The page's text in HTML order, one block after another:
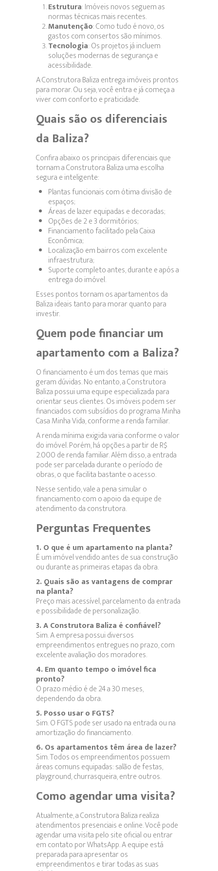
Estrutura: Imóveis novos seguem as
normas técnicas mais recentes.
Manutenção: Como tudo é novo, os
gastos com consertos são mínimos.
Tecnologia: Os projetos já incluem
soluções modernas de segurança e
acessibilidade.
A Construtora Baliza entrega imóveis prontos
para morar. Ou seja, você entra e já começa a
viver com conforto e praticidade.
Quais são os diferenciais
da Baliza?
Confira abaixo os principais diferenciais que
tornam a Construtora Baliza uma escolha
segura e inteligente:
Plantas funcionais com ótima divisão de
espaços;
Áreas de lazer equipadas e decoradas;
Opções de 2 e 3 dormitórios;
Financiamento facilitado pela Caixa
Econômica;
Localização em bairros com excelente
infraestrutura;
Suporte completo antes, durante e após a
entrega do imóvel.
Esses pontos tornam os apartamentos da
Baliza ideais tanto para morar quanto para
investir.
Quem pode financiar um
apartamento com a Baliza?
O financiamento é um dos temas que mais
geram dúvidas. No entanto, a Construtora
Baliza possui uma equipe especializada para
orientar seus clientes. Os imóveis podem ser
financiados com subsídios do programa Minha
Casa Minha Vida, conforme a renda familiar.
A renda mínima exigida varia conforme o valor
do imóvel. Porém, há opções a partir de R$
2.000 de renda familiar. Além disso, a entrada
pode ser parcelada durante o período de
obras, o que facilita bastante o acesso.
Nesse sentido, vale a pena simular o
financiamento com o apoio da equipe de
atendimento da construtora.
Perguntas Frequentes
1. O que é um apartamento na planta?
É um imóvel vendido antes de sua construção
ou durante as primeiras etapas da obra.
2. Quais são as vantagens de comprar
na planta?
Preço mais acessível, parcelamento da entrada
e possibilidade de personalização.
3. A Construtora Baliza é confiável?
Sim. A empresa possui diversos
empreendimentos entregues no prazo, com
excelente avaliação dos moradores.
4. Em quanto tempo o imóvel fica
pronto?
O prazo médio é de 24 a 30 meses,
dependendo da obra.
5. Posso usar o FGTS?
Sim. O FGTS pode ser usado na entrada ou na
amortização do financiamento.
6. Os apartamentos têm área de lazer?
Sim. Todos os empreendimentos possuem
áreas comuns equipadas: salão de festas,
playground, churrasqueira, entre outros.
Como agendar uma visita?
Atualmente, a Construtora Baliza realiza
atendimentos presenciais e online. Você pode
agendar uma visita pelo site oficial ou entrar
em contato por WhatsApp. A equipe está
preparada para apresentar os
empreendimentos e tirar todas as suas